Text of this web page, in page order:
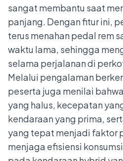
sangat membantu saat
panjang. Dengan fitur ini,
terus menahan pedal rem
waktu lama, sehingga
selama perjalanan di
Melalui pengalaman
peserta juga menilai
yang halus, kecepatan
kendaraan yang prima,
yang tepat menjadi faktor
menjaga efisiensi